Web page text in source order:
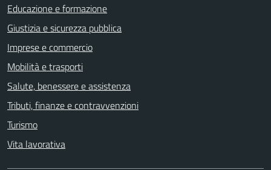
Educazione e formazione
Giustizia e sicurezza pubblica
Imprese e commercio
Mobilità e trasporti
Salute, benessere e assistenza
Tributi, finanze e contravvenzioni
Turismo
Vita lavorativa